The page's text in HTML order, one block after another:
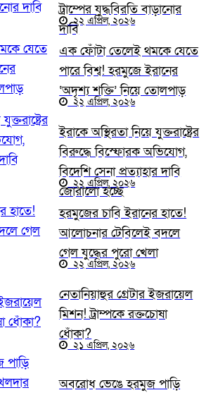
ট্রাম্পের যুদ্ধবিরতি বাড়ানোর
দাবি
২২ এপ্রিল, ২০২৬
এক ফোঁটা তেলেই থমকে যেতে
পারে বিশ্ব! হরমুজে ইরানের
‘অদৃশ্য শক্তি’ নিয়ে তোলপাড়
২২ এপ্রিল, ২০২৬
ইরাকে অস্থিরতা নিয়ে যুক্তরাষ্ট্রের
বিরুদ্ধে বিস্ফোরক অভিযোগ,
বিদেশি সেনা প্রত্যাহার দাবি
জোরালো হচ্ছে
২২ এপ্রিল, ২০২৬
হরমুজের চাবি ইরানের হাতে!
আলোচনার টেবিলেই বদলে
গেল যুদ্ধের পুরো খেলা
২২ এপ্রিল, ২০২৬
নেতানিয়াহুর গ্রেটার ইজরায়েল
মিশন! ট্রাম্পকে রক্তচোষা
ধোঁকা?
২১ এপ্রিল, ২০২৬
অবরোধ ভেঙে হরমুজ পাড়ি